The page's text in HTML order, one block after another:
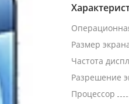
Размер
Частота
Разрешение
Процессор